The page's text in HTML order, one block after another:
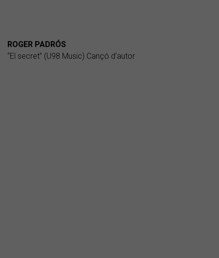
ROGER PADRÓS
“El secret” (U98 Music) Cançó d'autor